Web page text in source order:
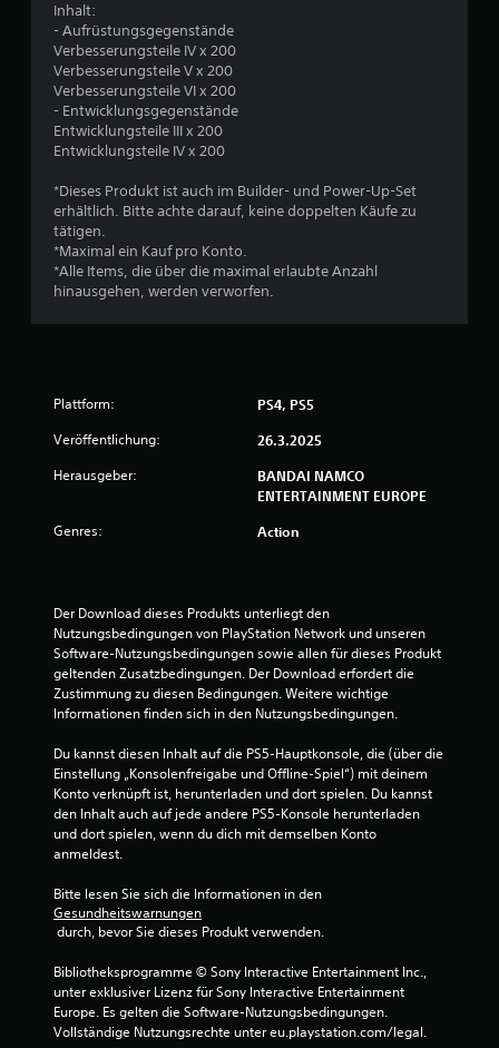
Inhalt:
- Aufrüstungsgegenstände
Verbesserungsteile IV x 200
Verbesserungsteile V x 200
Verbesserungsteile VI x 200
- Entwicklungsgegenstände
Entwicklungsteile III x 200
Entwicklungsteile IV x 200
*Dieses Produkt ist auch im Builder- und Power-Up-Set
erhältlich. Bitte achte darauf, keine doppelten Käufe zu
tätigen.
*Maximal ein Kauf pro Konto.
*Alle Items, die über die maximal erlaubte Anzahl
hinausgehen, werden verworfen.
Plattform: PS4, PS5
Veröffentlichung: 26.3.2025
Herausgeber:
BANDAI NAMCO
ENTERTAINMENT EUROPE
Genres: Action
Der Download dieses Produkts unterliegt den
Nutzungsbedingungen von PlayStation Network und unseren
Software-Nutzungsbedingungen sowie allen für dieses Produkt
geltenden Zusatzbedingungen. Der Download erfordert die
Zustimmung zu diesen Bedingungen. Weitere wichtige
Informationen finden sich in den Nutzungsbedingungen.
Du kannst diesen Inhalt auf die PS5-Hauptkonsole, die (über die
Einstellung „Konsolenfreigabe und Offline-Spiel“) mit deinem
Konto verknüpft ist, herunterladen und dort spielen. Du kannst
den Inhalt auch auf jede andere PS5-Konsole herunterladen
und dort spielen, wenn du dich mit demselben Konto
anmeldest.
Bitte lesen Sie sich die Informationen in den
Gesundheitswarnungen
durch, bevor Sie dieses Produkt verwenden.
Bibliotheksprogramme © Sony Interactive Entertainment Inc.,
unter exklusiver Lizenz für Sony Interactive Entertainment
Europe. Es gelten die Software-Nutzungsbedingungen.
Vollständige Nutzungsrechte unter eu.playstation.com/legal.